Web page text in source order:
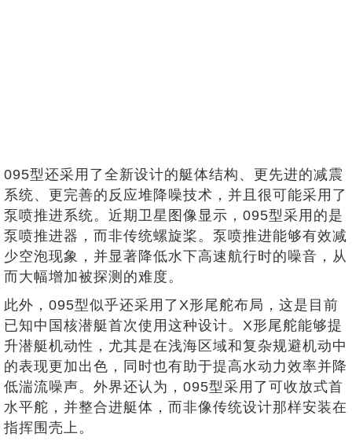
095型还采用了全新设计的艇体结构、更先进的减震
系统、更完善的反应堆降噪技术，并且很可能采用了
泵喷推进系统。近期卫星图像显示，095型采用的是
泵喷推进器，而非传统螺旋桨。泵喷推进能够有效减
少空泡现象，并显著降低水下高速航行时的噪音，从
而大幅增加被探测的难度。
此外，095型似乎还采用了X形尾舵布局，这是目前
已知中国核潜艇首次使用这种设计。X形尾舵能够提
升潜艇机动性，尤其是在浅海区域和复杂规避机动中
的表现更加出色，同时也有助于提高水动力效率并降
低湍流噪声。外界还认为，095型采用了可收放式首
水平舵，并整合进艇体，而非像传统设计那样安装在
指挥围壳上。